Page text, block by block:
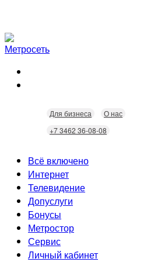
Для бизнеса
О нас
+7 3462 36-08-08
Всё включено
Интернет
Скорость
Безопасность
Wi-Fi
Технологии
Телевидение
Кабельное ТВ
Интерактивное ТВ
Допуслуги
Видеонаблюдение
Городские камеры
Домофония
Бонусы
Статусы
Бонусы
Скидки
Метростор
Сервис
Неисправности
Личный кабинет